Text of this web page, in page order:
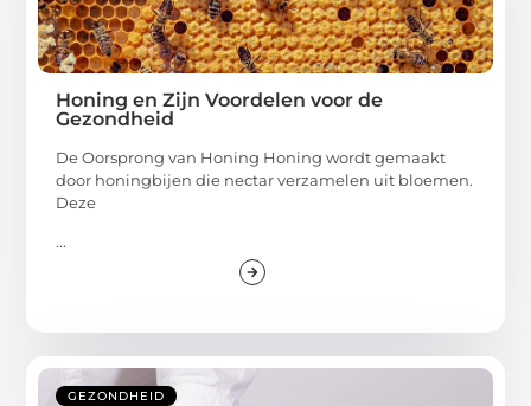
Honing en Zijn Voordelen voor de
Gezondheid
De Oorsprong van Honing Honing wordt gemaakt
door honingbijen die nectar verzamelen uit bloemen.
Deze
...
GEZONDHEID